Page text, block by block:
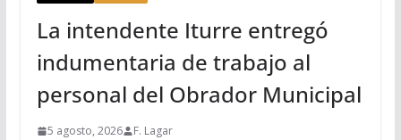
La intendente Iturre entregó
indumentaria de trabajo al
personal del Obrador Municipal
5 agosto, 2026 F. Lagar